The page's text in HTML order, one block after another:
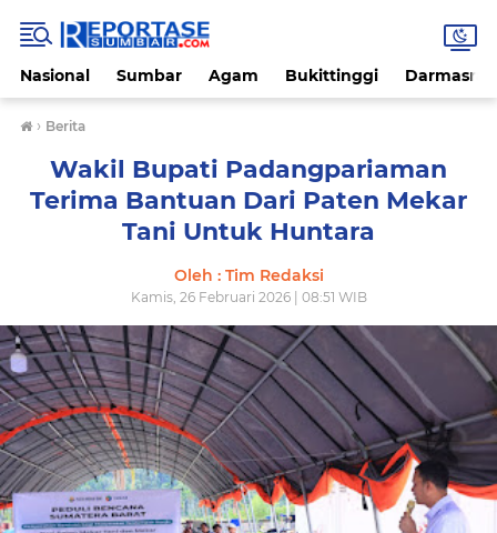
Nasional Sumbar Agam Bukittinggi
› Berita
Wakil Bupati Padangpariaman
Terima Bantuan Dari Paten Mekar
Tani Untuk Huntara
Oleh : Tim Redaksi
Kamis, 26 Februari 2026 | 08:51 WIB